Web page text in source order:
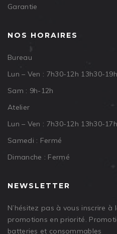
Garantie
NOS HORAIRES
Bureau
Lun – Ven : 7h30-12h 13h30-19h
Sam : 9h-12h
Atelier
Lun – Ven : 7h30-12h 13h30-
Samedi : Fermé
Dimanche : Fermé
NEWSLETTER
N’hésitez pas à vous inscrire
promotions en priorité.
batteries et consommables